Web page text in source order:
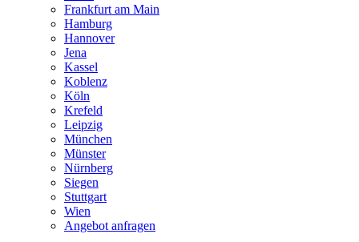
Frankfurt am Main
Hamburg
Hannover
Jena
Kassel
Koblenz
Köln
Krefeld
Leipzig
München
Münster
Nürnberg
Siegen
Stuttgart
Wien
Angebot anfragen